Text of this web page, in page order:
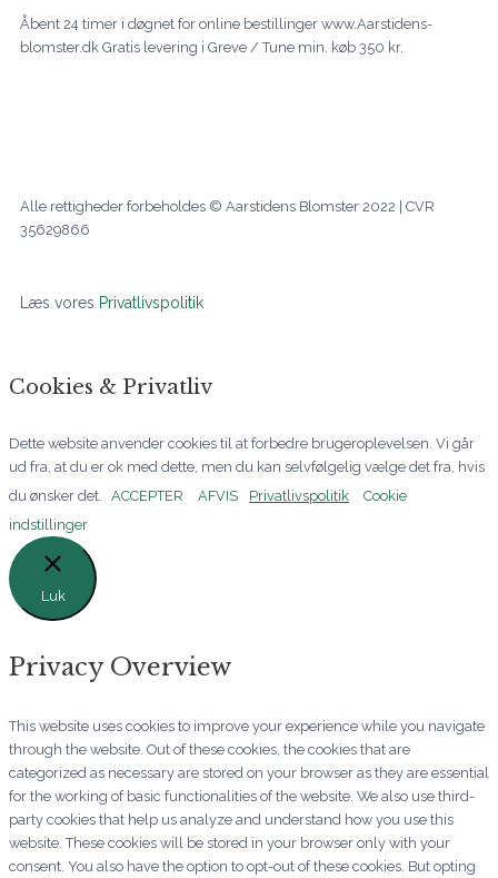
Åbent 24 timer i døgnet for online bestillinger www.Aarstidens-
blomster.dk Gratis levering i Greve / Tune min. køb 350 kr.
c
b
o
o
k
-
f
s
a
g
r
a
n
e
d
i
n
n
Alle rettigheder forbeholdes © Aarstidens Blomster 2022 | CVR
35629866
Læs vores Privatlivspolitik
Cookies & Privatliv
Dette website anvender cookies til at forbedre brugeroplevelsen. Vi går
ud fra, at du er ok med dette, men du kan selvfølgelig vælge det fra, hvis
du ønsker det.
ACCEPTER AFVIS Privatlivspolitik
Cookie
indstillinger
Luk
Privacy Overview
This website uses cookies to improve your experience while you navigate
through the website. Out of these cookies, the cookies that are
categorized as necessary are stored on your browser as they are essential
for the working of basic functionalities of the website. We also use third-
party cookies that help us analyze and understand how you use this
website. These cookies will be stored in your browser only with your
consent. You also have the option to opt-out of these cookies. But opting